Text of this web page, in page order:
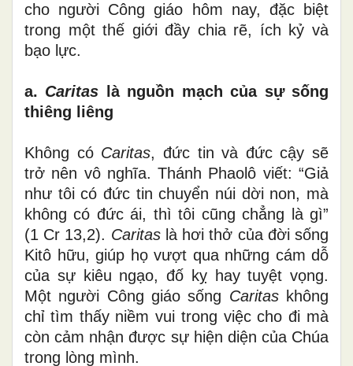
cho người Công giáo hôm nay, đặc biệt
trong một thế giới đầy chia rẽ, ích kỷ và
bạo lực.
a. Caritas là nguồn mạch của sự sống
thiêng liêng
Không có Caritas, đức tin và đức cậy sẽ
trở nên vô nghĩa. Thánh Phaolô viết: “Giả
như tôi có đức tin chuyển núi dời non, mà
không có đức ái, thì tôi cũng chẳng là gì”
(1 Cr 13,2). Caritaslà hơi thở của đời sống
Kitô hữu, giúp họ vượt qua những cám dỗ
của sự kiêu ngạo, đố kỵ hay tuyệt vọng.
Một người Công giáo sống Caritaskhông
chỉ tìm thấy niềm vui trong việc cho đi mà
còn cảm nhận được sự hiện diện của Chúa
trong lòng mình.